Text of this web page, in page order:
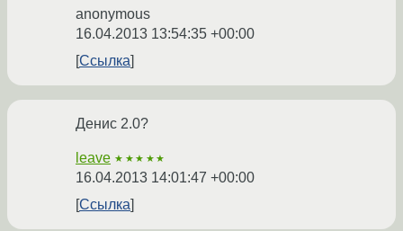
anonymous
16.04.2013 13:54:35 +00:00
Ссылка
Денис 2.0?
leave ★★★★★
16.04.2013 14:01:47 +00:00
Ссылка